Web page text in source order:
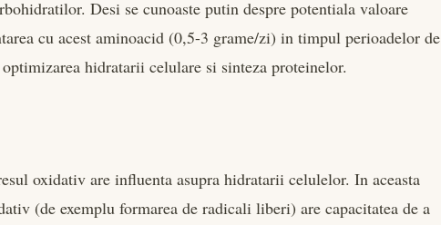
Desi se cunoaste putin despre potentiala valoare
cu acest aminoacid (0,5-3 grame/zi) in timpul perioadelor de
hidratarii celulare si sinteza proteinelor.
oxidativ are influenta asupra hidratarii celulelor. In aceasta
(de exemplu formarea de radicali liberi) are capacitatea de a